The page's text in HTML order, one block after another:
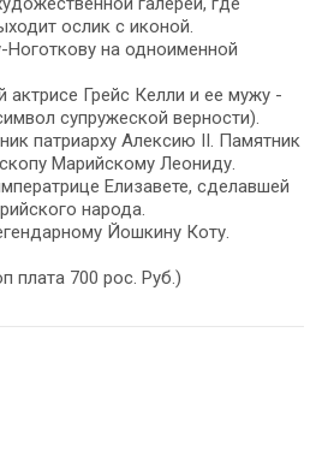
ослик с иконой.
на одноименной
актрисе Грейс Келли и ее мужу -
супружеской верности).
патриарху Алексию II. Памятник
Марийскому Леониду.
Елизавете, сделавшей
народа.
Йошкину Коту.
700 рос. Руб.)